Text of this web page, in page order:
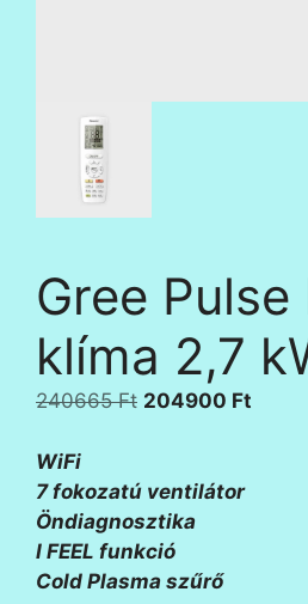
Gree Pulse
klíma 2,7
240665Ft Original
240665 Ft.
204900 Ft
WiFi
7 fokozatú ventilátor
Öndiagnosztika
I FEEL funkció
Cold Plasma szűrő